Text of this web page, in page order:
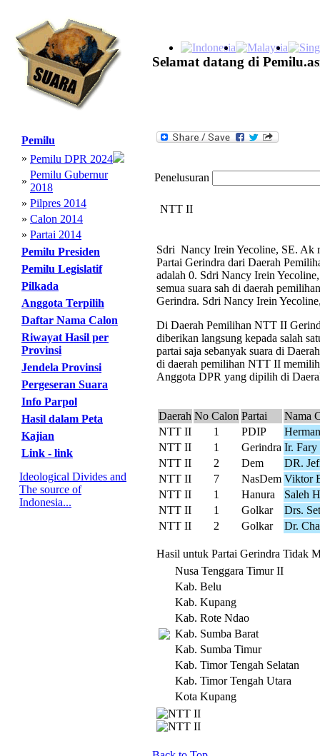
Selamat datang di
Pemilu
» Pemilu DPR 2024
»
Pemilu Gubernur
2018
» Pilpres 2014
» Calon 2014
» Partai 2014
Pemilu Presiden
Pemilu Legislatif
Pilkada
Anggota Terpilih
Daftar Nama Calon
Riwayat Hasil per
Provinsi
Jendela Provinsi
Pergeseran Suara
Info Parpol
Hasil dalam Peta
Kajian
Link - link
Ideological Divides and
The source of
Indonesia...
Penelusuran
NTT II
Sdri Nancy Irein Yecoline, SE. Ak
Partai Gerindra dari Daerah
adalah 0. Sdri Nancy Irein
semua suara sah di daerah
Gerindra. Sdri Nancy Irein
Di Daerah Pemilihan NTT II
diberikan langsung kepada salah
partai saja sebanyak suara di
di daerah pemilihan NTT II
Anggota DPR yang dipilih di
Daerah No Calon Partai
Nama
NTT II
1 PDIP
NTT II
1 Gerindra Ir.
NTT II
2 Dem
DR.
NTT II
7 NasDem Viktor
NTT II
1 Hanura
Saleh
NTT II
1 Golkar
Drs.
NTT II
2 Golkar Dr.
Hasil untuk Partai Gerindra Tidak
Nusa Tenggara Timur II
Kab. Belu
Kab. Kupang
Kab. Rote Ndao
Kab. Sumba Barat
Kab. Sumba Timur
Kab. Timor Tengah Selatan
Kab. Timor Tengah Utara
Kota Kupang